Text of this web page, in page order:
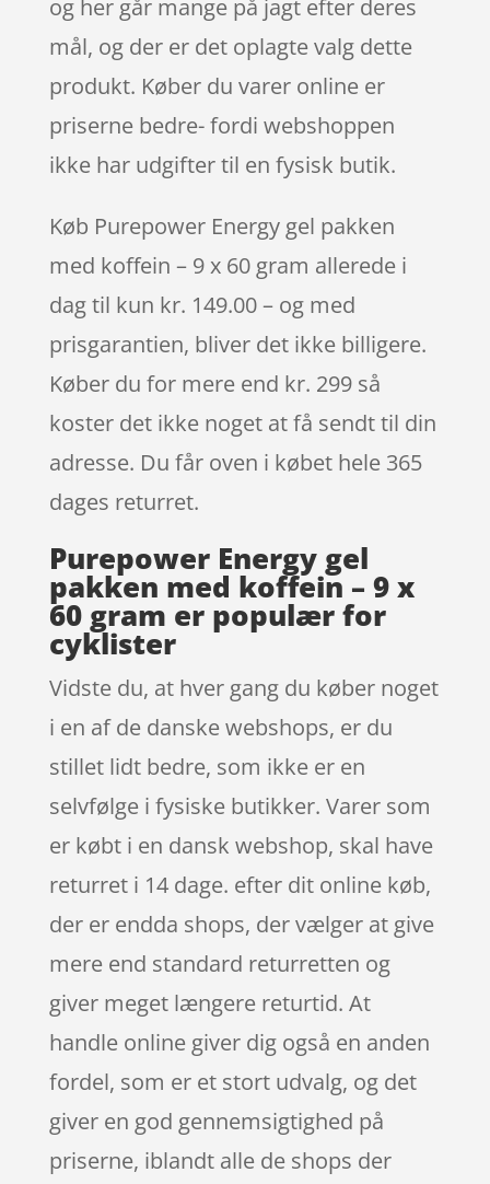
og her går mange på jagt efter deres
mål, og der er det oplagte valg dette
produkt. Køber du varer online er
priserne bedre- fordi webshoppen
ikke har udgifter til en fysisk butik.
Køb Purepower Energy gel pakken
med koffein – 9 x 60 gram allerede i
dag til kun kr. 149.00 – og med
prisgarantien, bliver det ikke billigere.
Køber du for mere end kr. 299 så
koster det ikke noget at få sendt til din
adresse. Du får oven i købet hele 365
dages returret.
Purepower Energy gel
pakken med koffein – 9 x
60 gram er populær for
cyklister
Vidste du, at hver gang du køber noget
i en af de danske webshops, er du
stillet lidt bedre, som ikke er en
selvfølge i fysiske butikker. Varer som
er købt i en dansk webshop, skal have
returret i 14 dage. efter dit online køb,
der er endda shops, der vælger at give
mere end standard returretten og
giver meget længere returtid. At
handle online giver dig også en anden
fordel, som er et stort udvalg, og det
giver en god gennemsigtighed på
priserne, iblandt alle de shops der